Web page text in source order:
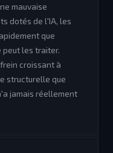
mauvaise
dotés de l'IA, les
que
peut les traiter.
croissant à
structurelle que
jamais réellement